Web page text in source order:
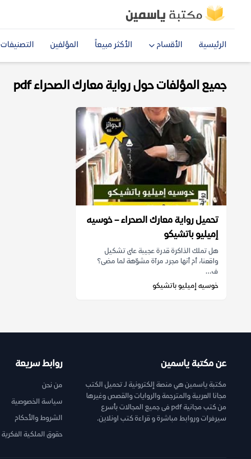
الرئيسية الأقسام الأكثر مبيعاً المؤلفين التصنيفات
جميع المؤلفات حول رواية معارك الصحراء pdf
تحميل رواية معارك الصحراء – خوسيه
إميليو باتشيكو
هل تملك الذاكرة قدرة عجيبة على تشكيل
واقعنا، أم أنها مجرد مرآة مشوّهة لما مضى؟
ف...
خوسيه إميليو باتشيكو
عن مكتبة ياسمين
مكتبة ياسمين هي منصة إلكترونية لـ تحميل الكتب
مجانا العربية والمترجمة والروايات والقصص وغيرها
من كتب مجانية pdf فى جميع المجالات بأسرع
سيرفرات وروابط مباشرة و قراءة كتب اونلاين.
روابط سريعة
من نحن
سياسة الخصوصية
الشروط والأحكام
حقوق الملكية الفكرية